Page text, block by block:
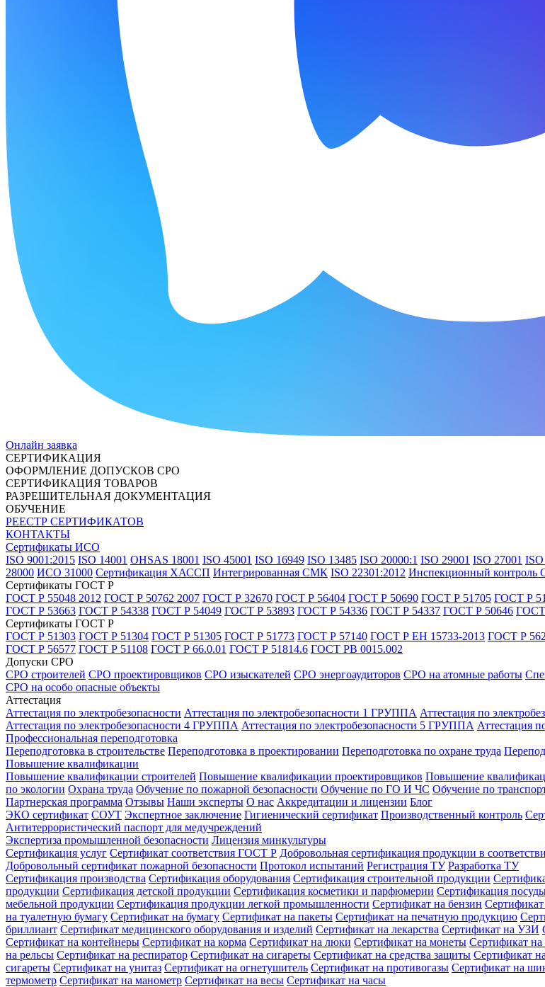
Онлайн заявка
СЕРТИФИКАЦИЯ
ОФОРМЛЕНИЕ ДОПУСКОВ СРО
СЕРТИФИКАЦИЯ ТОВАРОВ
РАЗРЕШИТЕЛЬНАЯ ДОКУМЕНТАЦИЯ
ОБУЧЕНИЕ
РЕЕСТР СЕРТИФИКАТОВ
КОНТАКТЫ
Сертификаты ИСО
ISO 9001:2015 ISO 14001 OHSAS 18001 ISO 45001 ISO 16949 ISO 13485 ISO 20000:1 ISO 29001 ISO 27001 ISO
28000 ИСО 31000 Сертификация ХАССП Интегрированная СМК ISO 22301:2012 Инспекционный
Сертификаты ГОСТ Р
ГОСТ Р 55048 2012 ГОСТ Р 50762 2007 ГОСТ Р 32670 ГОСТ Р 56404 ГОСТ Р 50690 ГОСТ Р 51705 ГОСТ Р
ГОСТ Р 53663 ГОСТ Р 54338 ГОСТ Р 54049 ГОСТ Р 53893 ГОСТ Р 54336 ГОСТ Р 54337 ГОСТ Р 50646 ГОСТ
Сертификаты ГОСТ Р
ГОСТ Р 51303 ГОСТ Р 51304 ГОСТ Р 51305 ГОСТ Р 51773 ГОСТ Р 57140 ГОСТ Р ЕН 15733-2013 ГОСТ Р
ГОСТ Р 56577 ГОСТ Р 51108 ГОСТ Р 66.0.01 ГОСТ Р 51814.6 ГОСТ РВ 0015.002
Допуски СРО
СРО строителей СРО проектировщиков СРО изыскателей СРО энергоаудиторов СРО на атомные работы
СРО на особо опасные объекты
Аттестация
Аттестация по электробезопасности Аттестация по электробезопасности 1 ГРУППА Аттестация по
Аттестация по электробезопасности 4 ГРУППА Аттестация по электробезопасности 5 ГРУППА Аттестация
Профессиональная переподготовка
Переподготовка в строительстве Переподготовка в проектировании Переподготовка по охране труда
Повышение квалификации
Повышение квалификации строителей Повышение квалификации проектировщиков Повышение
по экологии Охрана труда Обучение по пожарной безопасности Обучение по ГО И ЧС Обучение по
Партнерская программа Отзывы Наши эксперты О нас Аккредитации и лицензии Блог
ЭКО сертификат СОУТ Экспертное заключение Гигиенический сертификат Производственный контроль
Антитеррористический паспорт для медучреждений
Экспертиза промышленной безопасности Лицензия минкультуры
Сертификация услуг Сертификат соответствия ГОСТ Р Добровольная сертификация продукции в
Добровольный сертификат пожарной безопасности Протокол испытаний Регистрация ТУ Разработка ТУ
Сертификация производства Сертификация оборудования Сертификация строительной продукции
продукции Сертификация детской продукции Сертификация косметики и парфюмерии Сертификация
мебельной продукции Сертификация продукции легкой промышленности Сертификат на бензин Сертификат
на туалетную бумагу Сертификат на бумагу Сертификат на пакеты Сертификат на печатную продукцию
бриллиант Сертификат медицинского оборудования и изделий Сертификат на лекарства Сертификат на УЗИ
Сертификат на контейнеры Сертификат на корма Сертификат на люки Сертификат на монеты Сертификат
на рельсы Сертификат на респиратор Сертификат на сигареты Сертификат на средства защиты Сертификат
сигареты Сертификат на унитаз Сертификат на огнетушитель Сертификат на противогазы Сертификат на
термометр Сертификат на манометр Сертификат на весы Сертификат на часы